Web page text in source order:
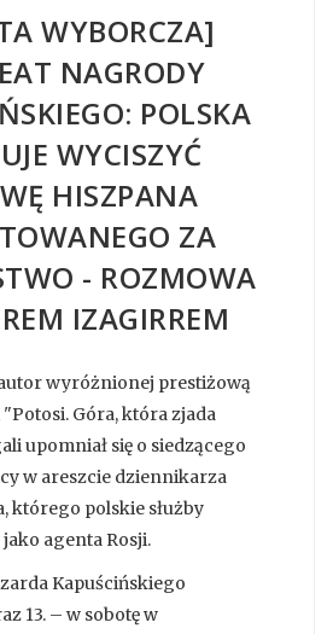
WYBORCZA]
NAGRODY
POLSKA
WYCISZYĆ
HISZPANA
ZA
- ROZMOWA
IZAGIRREM
wyróżnionej prestiżową
Góra, która zjada
upomniał się o siedzącego
w areszcie dziennikarza
którego polskie służby
agenta Rosji.
Kapuścińskiego
13. – w sobotę w